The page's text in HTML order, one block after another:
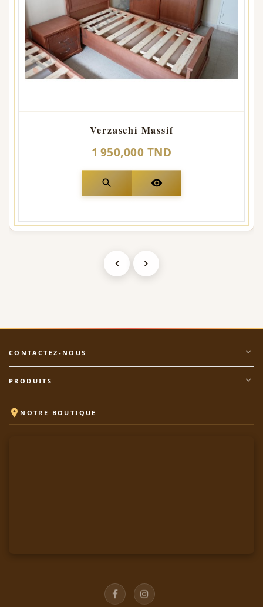
Verzaschi Massif
1 950,000 TND
search visibility
CONTACTEZ-NOUS expand_more
PRODUITS expand_more
 NOTRE BOUTIQUE
FacebookInstagram